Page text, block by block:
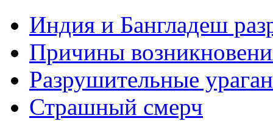
Индия и Бангладеш
Причины
Разрушительные
Страшный смерч